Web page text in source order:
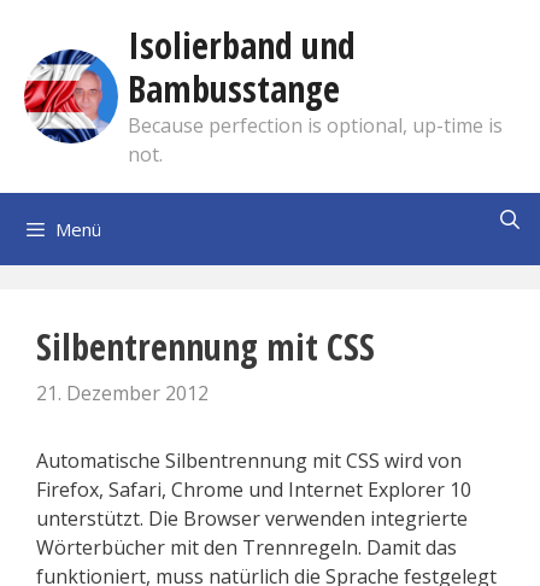
springen
Isolierband und
Bambusstange
Because perfection is optional, up-time is
not.
Menü
Silbentrennung mit CSS
21. Dezember 2012
Automatische Silbentrennung mit CSS wird von
Firefox, Safari, Chrome und Internet Explorer 10
unterstützt. Die Browser verwenden integrierte
Wörterbücher mit den Trennregeln. Damit das
funktioniert, muss natürlich die Sprache festgelegt